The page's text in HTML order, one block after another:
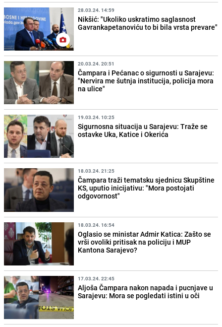
28.03.24. 14:59
Nikšić: "Ukoliko uskratimo saglasnost
Gavrankapetanoviću to bi bila vrsta prevare"
20.03.24. 20:51
Čampara i Pećanac o sigurnosti u Sarajevu:
"Nervira me šutnja institucija, policija mora
na ulice"
19.03.24. 10:25
Sigurnosna situacija u Sarajevu: Traže se
ostavke Uka, Katice i Okerića
18.03.24. 21:25
Čampara traži tematsku sjednicu Skupštine
KS, uputio inicijativu: "Mora postojati
odgovornost"
18.03.24. 16:54
Oglasio se ministar Admir Katica: Zašto se
vrši ovoliki pritisak na policiju i MUP
Kantona Sarajevo?
17.03.24. 22:45
Aljoša Čampara nakon napada i pucnjave u
Sarajevu: Mora se pogledati istini u oči